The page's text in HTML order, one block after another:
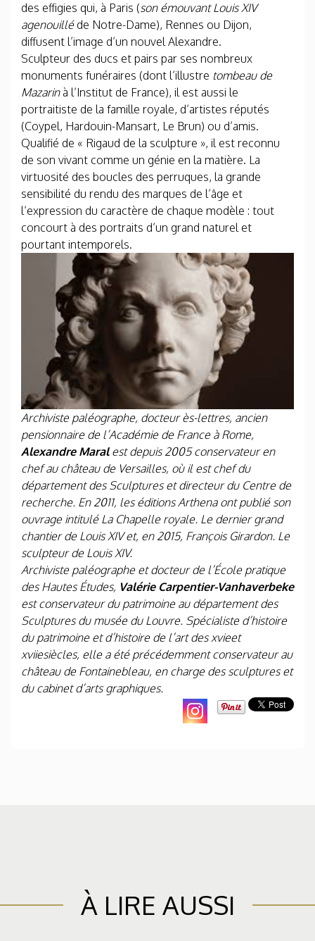
des effigies qui, à Paris (son émouvant Louis XIV
agenouilléde Notre-Dame), Rennes ou Dijon,
diffusent l’image d’un nouvel Alexandre.
Sculpteur des ducs et pairs par ses nombreux
monuments funéraires (dont l’illustre tombeau de
Mazarinà l’Institut de France), il est aussi le
portraitiste de la famille royale, d’artistes réputés
(Coypel, Hardouin-Mansart, Le Brun) ou d’amis.
Qualifié de « Rigaud de la sculpture », il est reconnu
de son vivant comme un génie en la matière. La
virtuosité des boucles des perruques, la grande
sensibilité du rendu des marques de l’âge et
l’expression du caractère de chaque modèle : tout
concourt à des portraits d’un grand naturel et
pourtant intemporels.
Archiviste paléographe, docteur ès-lettres, ancien
pensionnaire de l’Académie de France à Rome,
Alexandre Maral est depuis 2005 conservateur en
chef au château de Versailles, où il est chef du
département des Sculptures et directeur du Centre de
recherche. En 2011, les éditions Arthena ont publié son
ouvrage intitulé La Chapelle royale. Le dernier grand
chantier de Louis XIV et, en 2015, François Girardon. Le
sculpteur de Louis XIV.
Archiviste paléographe et docteur de l’École pratique
des Hautes Études, Valérie Carpentier-Vanhaverbeke
est conservateur du patrimoine au département des
Sculptures du musée du Louvre. Spécialiste d’histoire
du patrimoine et d’histoire de l’art des xvieet
xviiesiècles, elle a été précédemment conservateur au
château de Fontainebleau, en charge des sculptures et
du cabinet d’arts graphiques.
À LIRE AUSSI